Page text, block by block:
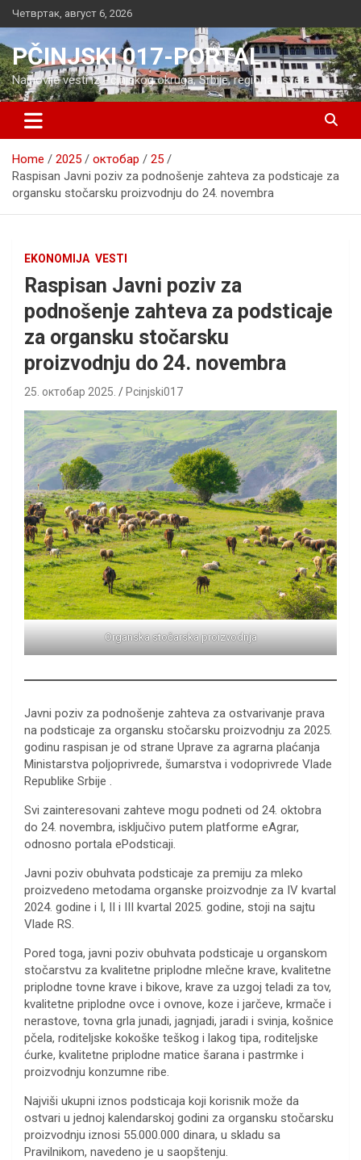
Skip
to
content
Четвртак, август 6, 2026
PČINJSKI 017-PORTAL
Najnovije vesti iz Pčinjskog okruga, Srbije, regiona i sveta
Home 2025 октобар
25
Raspisan Javni poziv za podnošenje zahteva za podsticaje za
organsku stočarsku proizvodnju do 24. novembra
EKONOMIJA VESTI
Raspisan Javni poziv za
podnošenje zahteva za podsticaje
za organsku stočarsku
proizvodnju do 24. novembra
25. октобар 2025. Pcinjski017
Organska stočarska proizvodnja
Javni poziv za podnošenje zahteva za ostvarivanje prava
na podsticaje za organsku stočarsku proizvodnju za 2025.
godinu raspisan je od strane Uprave za agrarna plaćanja
Ministarstva poljoprivrede, šumarstva i vodoprivrede Vlade
Republike Srbije .
Svi zainteresovani zahteve mogu podneti od 24. oktobra
do 24. novembra, isključivo putem platforme eAgrar,
odnosno portala ePodsticaji.
Javni poziv obuhvata podsticaje za premiju za mleko
proizvedeno metodama organske proizvodnje za IV kvartal
2024. godine i I, II i III kvartal 2025. godine, stoji na sajtu
Vlade RS.
Pored toga, javni poziv obuhvata podsticaje u organskom
stočarstvu za kvalitetne priplodne mlečne krave, kvalitetne
priplodne tovne krave i bikove, krave za uzgoj teladi za tov,
kvalitetne priplodne ovce i ovnove, koze i jarčeve, krmače i
nerastove, tovna grla junadi, jagnjadi, jaradi i svinja, košnice
pčela, roditeljske kokoške teškog i lakog tipa, roditeljske
ćurke, kvalitetne priplodne matice šarana i pastrmke i
proizvodnju konzumne ribe.
Najviši ukupni iznos podsticaja koji korisnik može da
ostvari u jednoj kalendarskoj godini za organsku stočarsku
proizvodnju iznosi 55.000.000 dinara, u skladu sa
Pravilnikom, navedeno je u saopštenju.